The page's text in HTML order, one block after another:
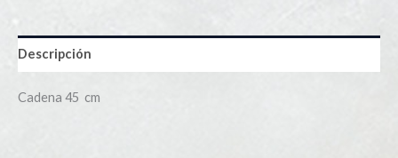
Descripción
Cadena 45 cm